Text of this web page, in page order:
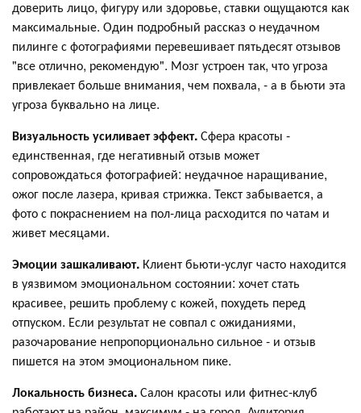
доверить лицо, фигуру или здоровье, ставки ощущаются как
максимальные. Один подробный рассказ о неудачном
пилинге с фотографиями перевешивает пятьдесят отзывов
"все отлично, рекомендую". Мозг устроен так, что угроза
привлекает больше внимания, чем похвала, - а в бьюти эта
угроза буквально на лице.
Визуальность усиливает эффект.Сфера красоты -
единственная, где негативный отзыв может
сопровождаться фотографией: неудачное наращивание,
ожог после лазера, кривая стрижка. Текст забывается, а
фото с покраснением на пол-лица расходится по чатам и
живет месяцами.
Эмоции зашкаливают. Клиент бьюти-услуг часто находится
в уязвимом эмоциональном состоянии: хочет стать
красивее, решить проблему с кожей, похудеть перед
отпуском. Если результат не совпал с ожиданиями,
разочарование непропорционально сильное - и отзыв
пишется на этом эмоциональном пике.
Локальность бизнеса.Салон красоты или фитнес-клуб